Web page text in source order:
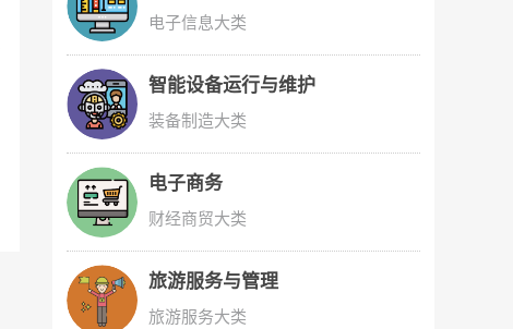
电子信息大类
智能设备运行与维护
装备制造大类
电子商务
财经商贸大类
旅游服务与管理
旅游服务大类